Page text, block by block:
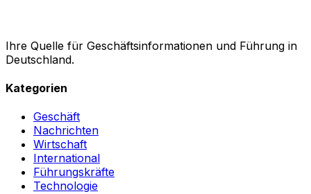
Ihre Quelle für Geschäftsinformationen und Führung in
Deutschland.
Kategorien
Geschäft
Nachrichten
Wirtschaft
International
Führungskräfte
Technologie